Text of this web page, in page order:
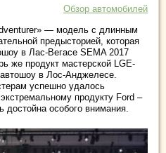
Обзор автомобилей
— модель с длинным
предысторией, которая
в Лас-Вегасе SEMA 2017
же продукт мастерской LGE-
в Лос-Анджелесе.
успешно удалось
продукту Ford –
достойна особого внимания.